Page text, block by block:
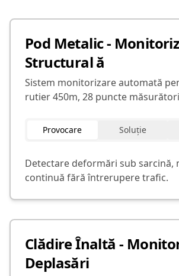
Pod Metalic -
Structural ă
Sistem monitorizare automată
rutier 450m, 28 puncte
Provocare Soluție
Detectare deformări sub sarcină,
continuă fără întrerupere trafic.
Clădire Înaltă -
Deplasări